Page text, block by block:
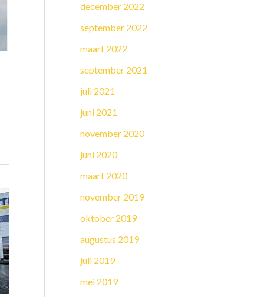
december 2022
september 2022
maart 2022
september 2021
juli 2021
juni 2021
november 2020
juni 2020
maart 2020
november 2019
oktober 2019
augustus 2019
juli 2019
mei 2019